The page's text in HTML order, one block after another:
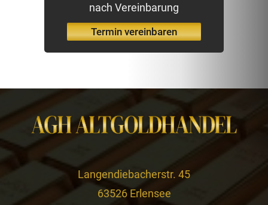
nach Vereinbarung
Termin vereinbaren
Langendiebacherstr. 45
63526 Erlensee